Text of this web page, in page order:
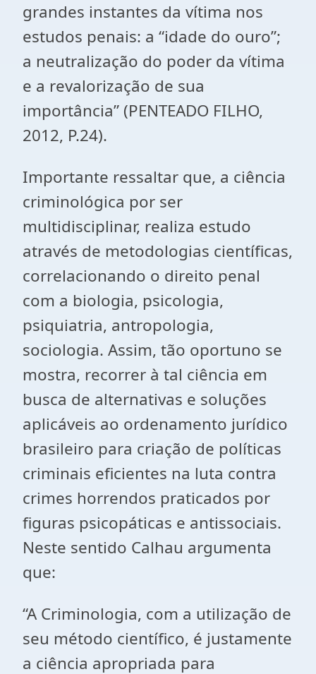
grandes instantes da vítima nos
estudos penais: a “idade do ouro”;
a neutralização do poder da vítima
e a revalorização de sua
importância” (PENTEADO FILHO,
2012, P.24).
Importante ressaltar que, a ciência
criminológica por ser
multidisciplinar, realiza estudo
através de metodologias científicas,
correlacionando o direito penal
com a biologia, psicologia,
psiquiatria, antropologia,
sociologia. Assim, tão oportuno se
mostra, recorrer à tal ciência em
busca de alternativas e soluções
aplicáveis ao ordenamento jurídico
brasileiro para criação de políticas
criminais eficientes na luta contra
crimes horrendos praticados por
figuras psicopáticas e antissociais.
Neste sentido Calhau argumenta
que:
“A Criminologia, com a utilização de
seu método científico, é justamente
a ciência apropriada para